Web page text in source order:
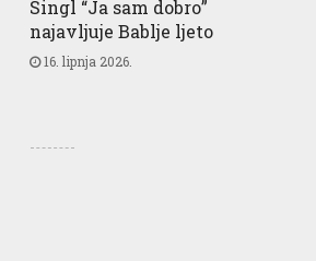
Singl “Ja sam dobro”
najavljuje Bablje ljeto
16. lipnja 2026.
Good for
Good for People